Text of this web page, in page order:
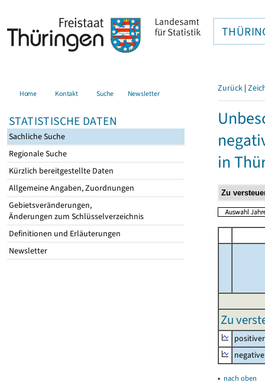
Home Kontakt Suche Newsletter
STATISTISCHE DATEN
Sachliche Suche
Regionale Suche
Kürzlich bereitgestellte Daten
Allgemeine Angaben, Zuordnungen
Gebietsveränderungen,
Änderungen zum Schlüsselverzeichnis
Definitionen und Erläuterungen
Newsletter
Zurück |
in
Zu
▴ nach oben